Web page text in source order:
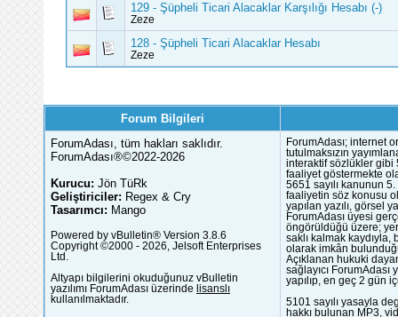
129 - Şüpheli Ticari Alacaklar Karşılığı Hesabı (-)
Zeze
128 - Şüpheli Ticari Alacaklar Hesabı
Zeze
Forum Bilgileri
ForumAdası, tüm hakları saklıdır.
ForumAdası®©2022-2026
Kurucu: Jön TüRk
Geliştiriciler: Regex & Cry
Tasarımcı: Mango
Powered by vBulletin® Version 3.8.6
Copyright ©2000 - 2026, Jelsoft Enterprises
Ltd.
Altyapı bilgilerini okuduğunuz vBulletin
yazılımı ForumAdası üzerinde lisanslı
kullanılmaktadır.
ForumAdası; internet
tutulmaksızın
interaktif sözlükler gibi
faaliyet göstermekte
5651 sayılı kanunun
faaliyetin söz konusu
yapılan yazılı, görsel
ForumAdası üyesi
öngörüldüğü üzere;
saklı kalmak
olarak imkân
Açıklanan hukuki
sağlayıcı
yapılıp, en geç 2 gün
5101 sayılı yasayla
hakkı bulunan MP3,